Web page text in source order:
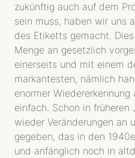
zukünftig auch auf dem
sein muss, haben wir uns
des Etiketts gemacht.
Menge an gesetzlich
einerseits und mit einem
markantesten, nämlich
enormer
einfach. Schon in früheren
wieder Veränderungen an
gegeben, das in den
und anfänglich noch in